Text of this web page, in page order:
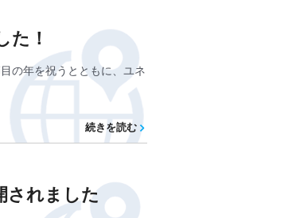
た！
の年を祝うとともに、ユネ
続きを読む
されました